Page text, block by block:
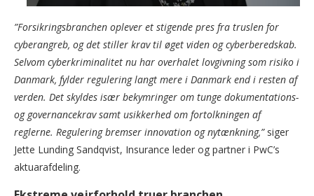
”Forsikringsbranchen oplever et stigende pres fra truslen for
cyberangreb, og det stiller krav til øget viden og cyberberedskab.
Selvom cyberkriminalitet nu har overhalet lovgivning som risiko i
Danmark, fylder regulering langt mere i Danmark end i resten af
verden. Det skyldes især bekymringer om tunge dokumentations-
og governancekrav samt usikkerhed om fortolkningen af
reglerne. Regulering bremser innovation og nytænkning,” siger
Jette Lunding Sandqvist, Insurance leder og partner i PwC’s
aktuarafdeling.